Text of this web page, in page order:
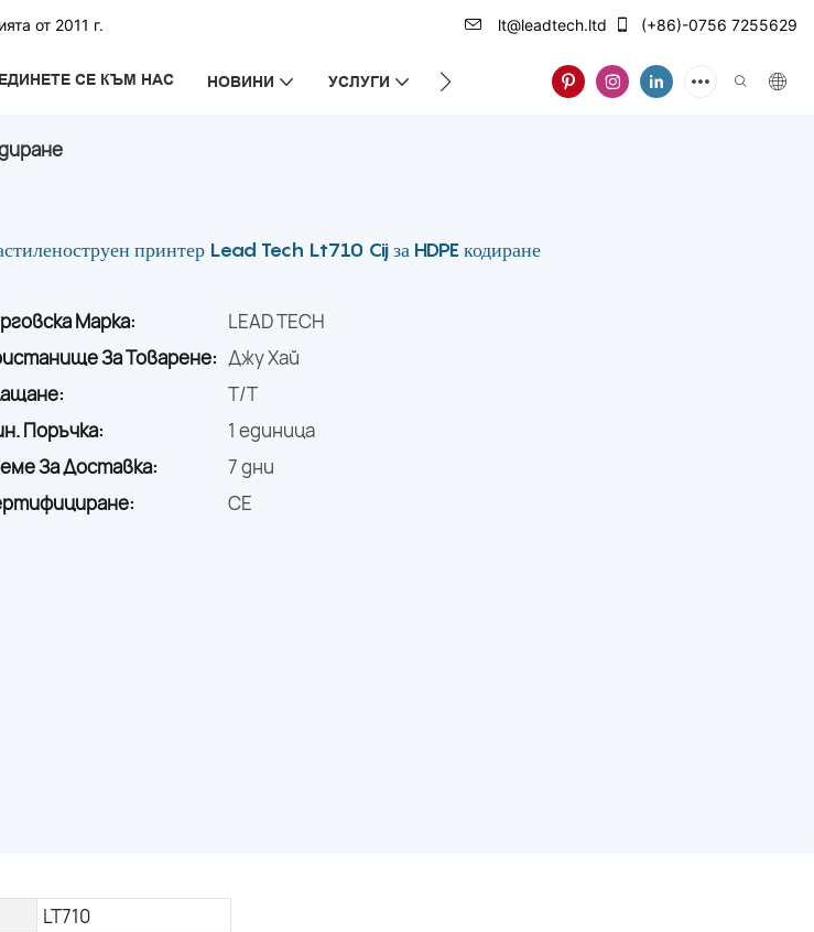
от 2011 г. lt@leadtech.ltd (+86)-0756 7255629
СЕ КЪМ НАС НОВИНИ УСЛУГИ ЗА НАС
принтер Lead Tech Lt710 Cij за HDPE кодиране
Марка:
LEAD TECH
За Товарене: Джу Хай
T/T
Поръчка:
1 единица
За Доставка:
7 дни
CE
LT710